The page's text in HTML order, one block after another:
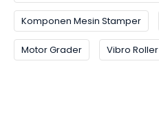
Komponen Mesin Stamper
Motor Grader Vibro Roller